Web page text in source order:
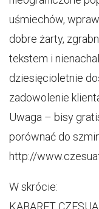
uśmiechów,
dobre żarty,
tekstem i
dziesięcioletnie
zadowolenie
Uwaga – bisy
porównać do
http://
W skrócie:
KABARET